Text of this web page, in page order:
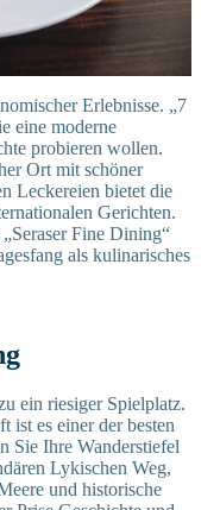
Erlebnisse. „7
eine moderne
probieren wollen.
Ort mit schöner
Leckereien bietet die
Gerichten.
Fine Dining“
als kulinarisches
ein riesiger Spielplatz.
ist es einer der besten
Sie Ihre Wanderstiefel
Lykischen Weg,
und historische